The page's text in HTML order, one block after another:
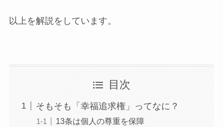
以上を解説をしています。
目次
そもそも「幸福追求権」ってなに？
13条は個人の尊重を保障